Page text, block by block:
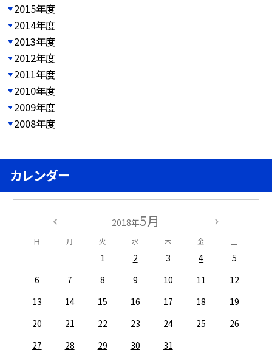
2015年度
2014年度
2013年度
2012年度
2011年度
2010年度
2009年度
2008年度
カレンダー
2018年5月
日 月 火 水 木 金 土
1 2 3 4
5
6
7 8 9 10 11
12
13
14 15 16 17 18
19
20
21 22 23 24 25
26
27
28 29 30 31